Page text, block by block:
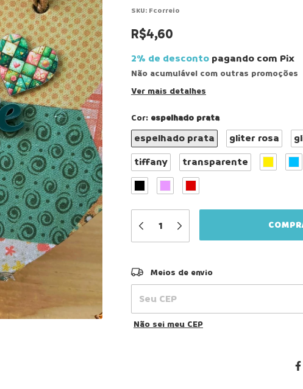
SKU: Fcorreio
R$4,60
2% de desconto pagando com Pix
Não acumulável com outras promoções
Ver mais detalhes
Cor: espelhado prata
espelhado prata gliter rosa
tiffany
transparente
Entregas para o CEP:
Meios de envio
Não sei meu CEP